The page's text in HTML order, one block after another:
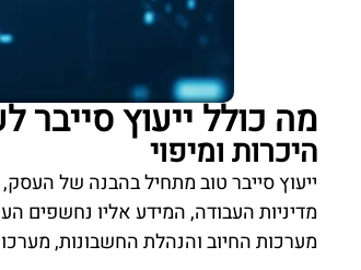
מה כולל ייעוץ סייבר
היכרות ומיפוי
ייעוץ סייבר טוב מתחיל בהבנה של
מדיניות העבודה, המידע אליו נחשפים
מערכות החיוב והנהלת החשבונות,